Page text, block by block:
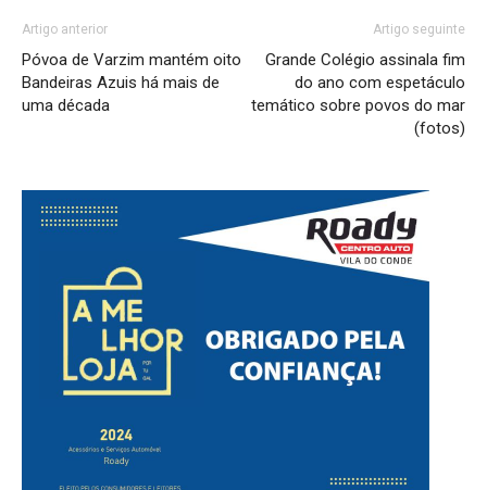
Artigo anterior
Póvoa de Varzim mantém oito
Bandeiras Azuis há mais de
uma década
Artigo seguinte
Grande Colégio assinala fim
do ano com espetáculo
temático sobre povos do mar
(fotos)